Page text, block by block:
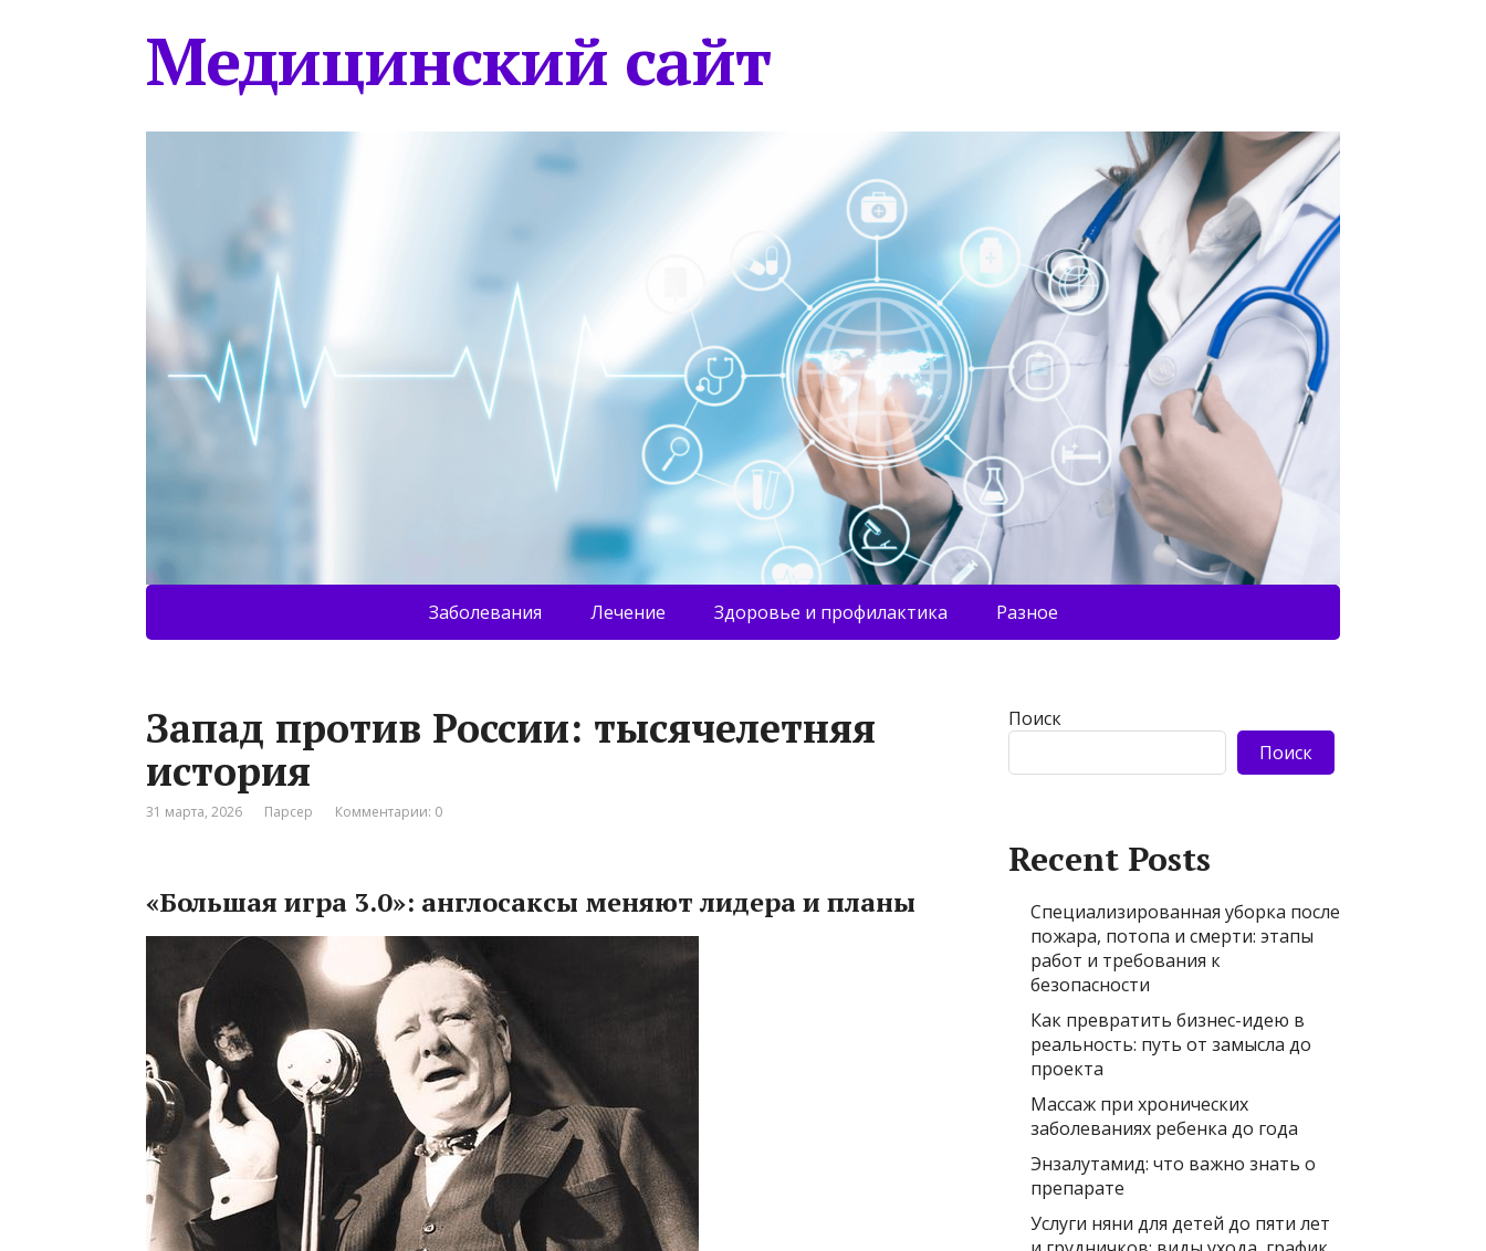
Медицинский сайт
Заболевания Лечение Здоровье и профилактика Разное
Запад против России: тысячелетняя
история
31 марта, 2026 Парсер Комментарии: 0
«Большая игра 3.0»: англосаксы меняют лидера и планы
Поиск
Поиск
Recent Posts
Специализированная уборка после
пожара, потопа и смерти: этапы
работ и требования к
безопасности
Как превратить бизнес-идею в
реальность: путь от замысла до
проекта
Массаж при хронических
заболеваниях ребенка до года
Энзалутамид: что важно знать о
препарате
Услуги няни для детей до пяти лет